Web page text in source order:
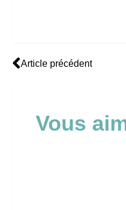
Article précédent
Vous